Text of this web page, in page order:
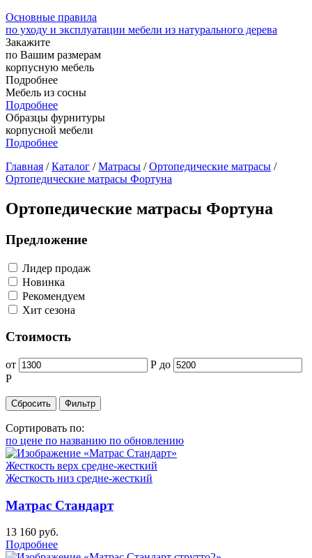
Основные правила
по уходу и эксплуатации мебели из натурального дерева
Закажите
по Вашим размерам
корпусную мебель
Подробнее
Мебель из сосны
Подробнее
Образцы фурнитуры
корпусной мебели
Подробнее
Главная /Каталог /Матрасы /Ортопедические матрасы /
Ортопедические матрасы Фортуна
Ортопедические матрасы Фортуна
Предложение
Лидер продаж
Новинка
Рекомендуем
Хит сезона
Стоимость
от Р до
Р
Сортировать по:
по цене по названию по обновлению
Жесткость верх средне-жесткий
Жесткость низ средне-жесткий
Матрас Стандарт
13 160 руб.
Подробнее